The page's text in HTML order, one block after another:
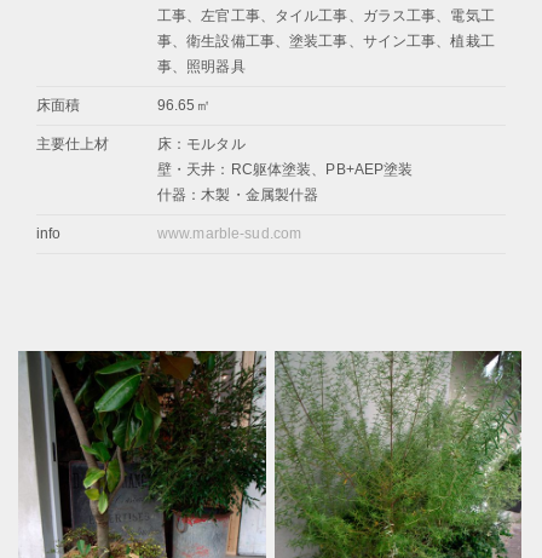
工事、左官工事、タイル工事、ガラス工事、電気工
事、衛生設備工事、塗装工事、サイン工事、植栽工
事、照明器具
床面積 96.65㎡
主要仕上材
床：モルタル
壁・天井：RC躯体塗装、PB+AEP塗装
什器：木製・金属製什器
info www.marble-sud.com